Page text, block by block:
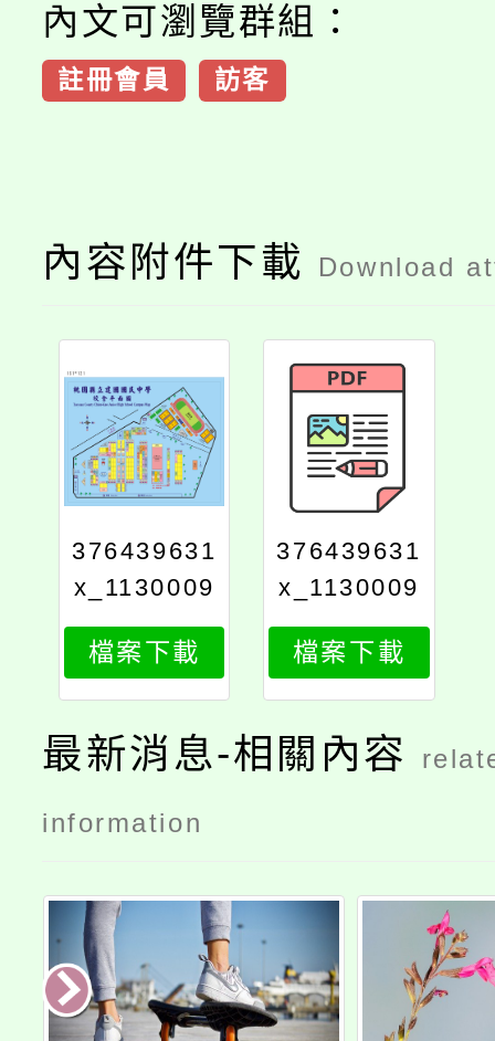
內文可瀏覽群組：
註冊會員 訪客
內容附件下載 Download
376439631
x_1130009
040_attach
2
檔案下載
376439631
x_1130009
040_attach
1
檔案下載
最新消息-相關內容
information